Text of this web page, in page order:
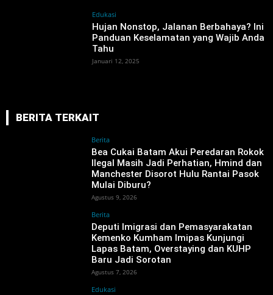
Edukasi
Hujan Nonstop, Jalanan Berbahaya? Ini
Panduan Keselamatan yang Wajib Anda
Tahu
Januari 12, 2025
BERITA TERKAIT
Berita
Bea Cukai Batam Akui Peredaran Rokok
Ilegal Masih Jadi Perhatian, Hmind dan
Manchester Disorot Hulu Rantai Pasok
Mulai Diburu?
Agustus 9, 2026
Berita
‎Deputi Imigrasi dan Pemasyarakatan
Kemenko Kumham Imipas Kunjungi
Lapas Batam, Overstaying dan KUHP
Baru Jadi Sorotan
Agustus 7, 2026
Edukasi